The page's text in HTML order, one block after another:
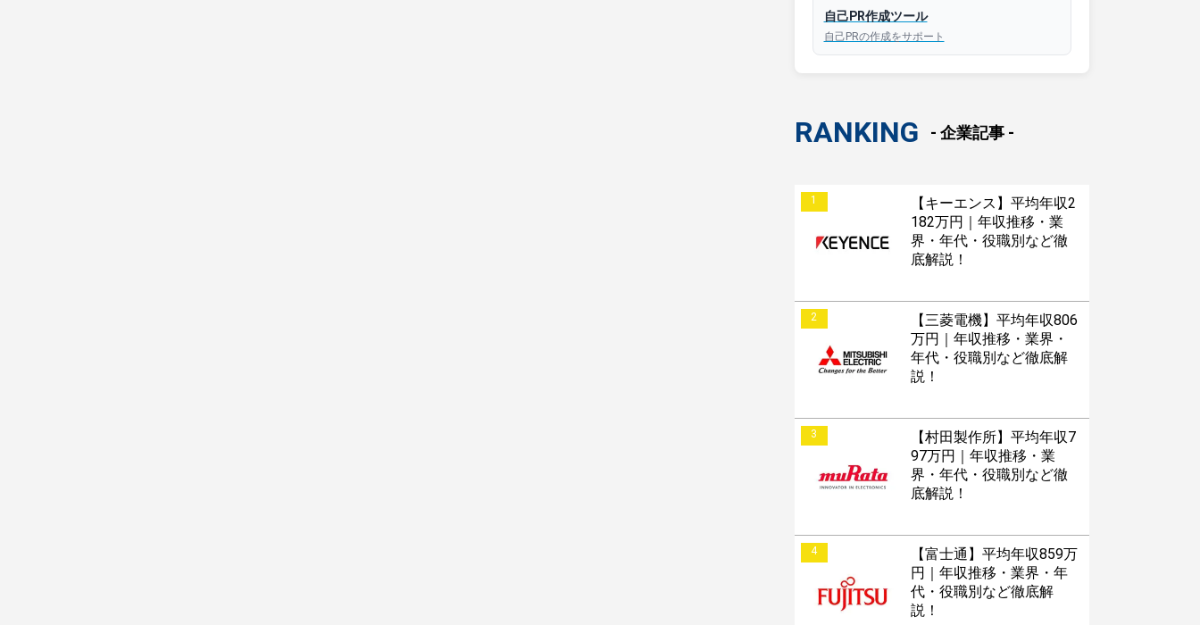
自己PR作成ツール
自己PRの作成をサポート
RANKING - 企業記事 -
1
【キーエンス】平均年収2
182万円｜年収推移・業
界・年代・役職別など徹
底解説！
2
【三菱電機】平均年収806
万円｜年収推移・業界・
年代・役職別など徹底解
説！
3
【村田製作所】平均年収7
97万円｜年収推移・業
界・年代・役職別など徹
底解説！
4
【富士通】平均年収859万
円｜年収推移・業界・年
代・役職別など徹底解
説！